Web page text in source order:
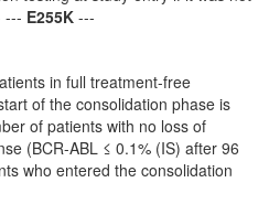
--- E255K ---
in full treatment-free
of the consolidation phase is
of patients with no loss of
(BCR-ABL ≤ 0.1% (IS) after 96
who entered the consolidation